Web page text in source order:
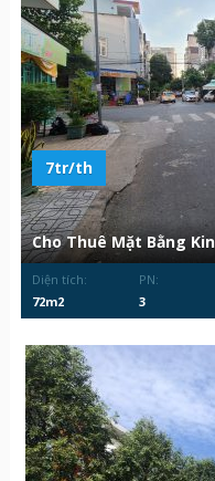
7tr/th
Cho Thuê Mặt Bằng
Diện tích:
72m2
PN:
3